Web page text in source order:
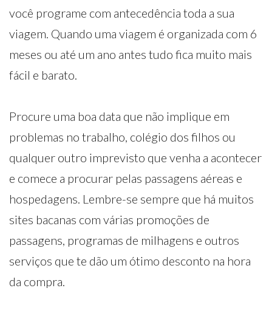
você programe com antecedência toda a sua
viagem. Quando uma viagem é organizada com 6
meses ou até um ano antes tudo fica muito mais
fácil e barato.
Procure uma boa data que não implique em
problemas no trabalho, colégio dos filhos ou
qualquer outro imprevisto que venha a acontecer
e comece a procurar pelas passagens aéreas e
hospedagens. Lembre-se sempre que há muitos
sites bacanas com várias promoções de
passagens, programas de milhagens e outros
serviços que te dão um ótimo desconto na hora
da compra.